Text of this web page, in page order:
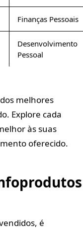
Finanças Pessoais
Desenvolvimento
Pessoal
melhores
Explore cada
às suas
oferecido.
é